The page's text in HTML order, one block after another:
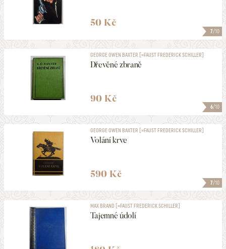
7/10
50 Kč
6/10
GEORGE OWEN BAXTER [=FAUST FREDERICK SCHILLER]
Dřevěné zbraně
90 Kč
7/10
GEORGE OWEN BAXTER [=FAUST FREDERICK SCHILLER]
Volání krve
590 Kč
MAX BRAND [=FAUST FREDERICK SCHILLER]
Tajemné údolí